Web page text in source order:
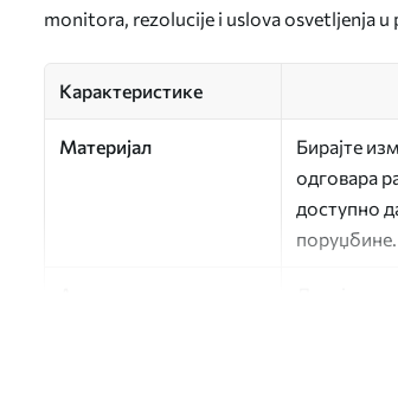
monitora, rezolucije i uslova osvetljenja
Карактеристике
Материјал
Бирајте
одговара
доступно
поруџбине.